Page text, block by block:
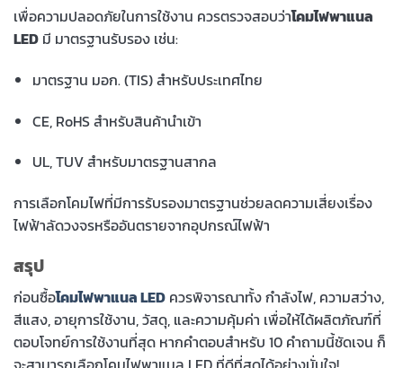
เพื่อความปลอดภัยในการใช้งาน ควรตรวจสอบว่าโคมไฟพาแนล
LED มี มาตรฐานรับรอง เช่น:
มาตรฐาน มอก. (TIS) สำหรับประเทศไทย
CE, RoHS สำหรับสินค้านำเข้า
UL, TUV สำหรับมาตรฐานสากล
การเลือกโคมไฟที่มีการรับรองมาตรฐานช่วยลดความเสี่ยงเรื่อง
ไฟฟ้าลัดวงจรหรืออันตรายจากอุปกรณ์ไฟฟ้า
สรุป
ก่อนซื้อโคมไฟพาแนล LED ควรพิจารณาทั้ง กำลังไฟ, ความสว่าง,
สีแสง, อายุการใช้งาน, วัสดุ, และความคุ้มค่า เพื่อให้ได้ผลิตภัณฑ์ที่
ตอบโจทย์การใช้งานที่สุด หากคำตอบสำหรับ 10 คำถามนี้ชัดเจน ก็